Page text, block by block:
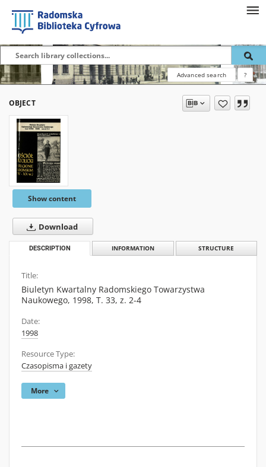
Advanced search ?
OBJECT
Show content
Download
DESCRIPTION INFORMATION STRUCTURE
Title:
Biuletyn Kwartalny Radomskiego Towarzystwa
Naukowego, 1998, T. 33, z. 2-4
Date:
1998
Resource Type:
Czasopisma i gazety
More